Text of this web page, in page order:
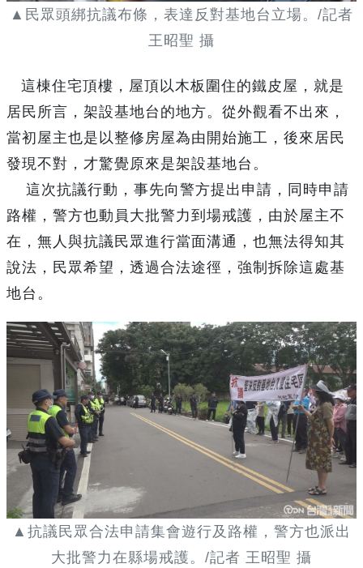
▲民眾頭綁抗議布條，表達反對基地台立場。/記者
王昭聖 攝
這棟住宅頂樓，屋頂以木板圍住的鐵皮屋，就是
居民所言，架設基地台的地方。從外觀看不出來，
當初屋主也是以整修房屋為由開始施工，後來居民
發現不對，才驚覺原來是架設基地台。
這次抗議行動，事先向警方提出申請，同時申請
路權，警方也動員大批警力到場戒護，由於屋主不
在，無人與抗議民眾進行當面溝通，也無法得知其
說法，民眾希望，透過合法途徑，強制拆除這處基
地台。
▲抗議民眾合法申請集會遊行及路權，警方也派出
大批警力在縣場戒護。/記者 王昭聖 攝